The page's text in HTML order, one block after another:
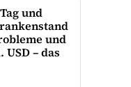
und
und
– das